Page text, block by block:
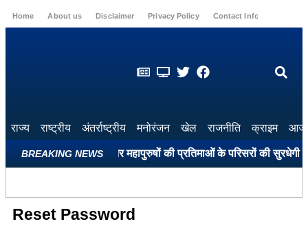
Home About us Disclaimer Privacy Policy Contact Info
राज्य राष्ट्रीय अंतर्राष्ट्रीय मनोरंजन खेल राजनीति क्राइम आज
BREAKING NEWS
सभी शहीद स्मारकों और महापुरुषों की प्रतिमाओं के परिसरों की सुरधेगी
Reset Password